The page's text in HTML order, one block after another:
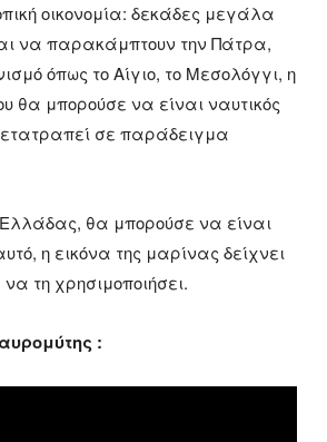
οικονομία: δεκάδες μεγάλα
να παρακάμπτουν την Πάτρα,
όπως το Αίγιο, το Μεσολόγγι, η
θα μπορούσε να είναι ναυτικός
σε παράδειγμα
θα μπορούσε να είναι
η εικόνα της μαρίνας δείχνει
τη χρησιμοποιήσει.
: